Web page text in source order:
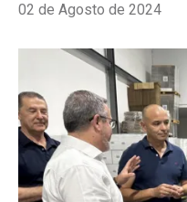
02 de Agosto de 2024